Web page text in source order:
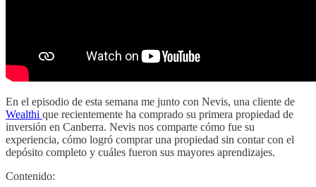
En el episodio de esta semana me junto con Nevis, una cliente de
Wealthi que recientemente ha comprado su primera propiedad de
inversión en Canberra. Nevis nos comparte cómo fue su
experiencia, cómo logró comprar una propiedad sin contar con el
depósito completo y cuáles fueron sus mayores aprendizajes.
Contenido: